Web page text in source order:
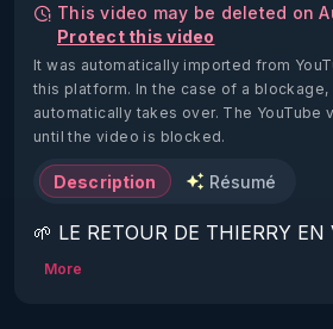
This video may be deleted on
Protect this video
It was automatically imported from
this platform. In the case of a blockage,
automatically takes over. The YouTube
until the video is blocked.
Description Résumé
🌱 LE RETOUR DE THIERRY EN
2022)!
More